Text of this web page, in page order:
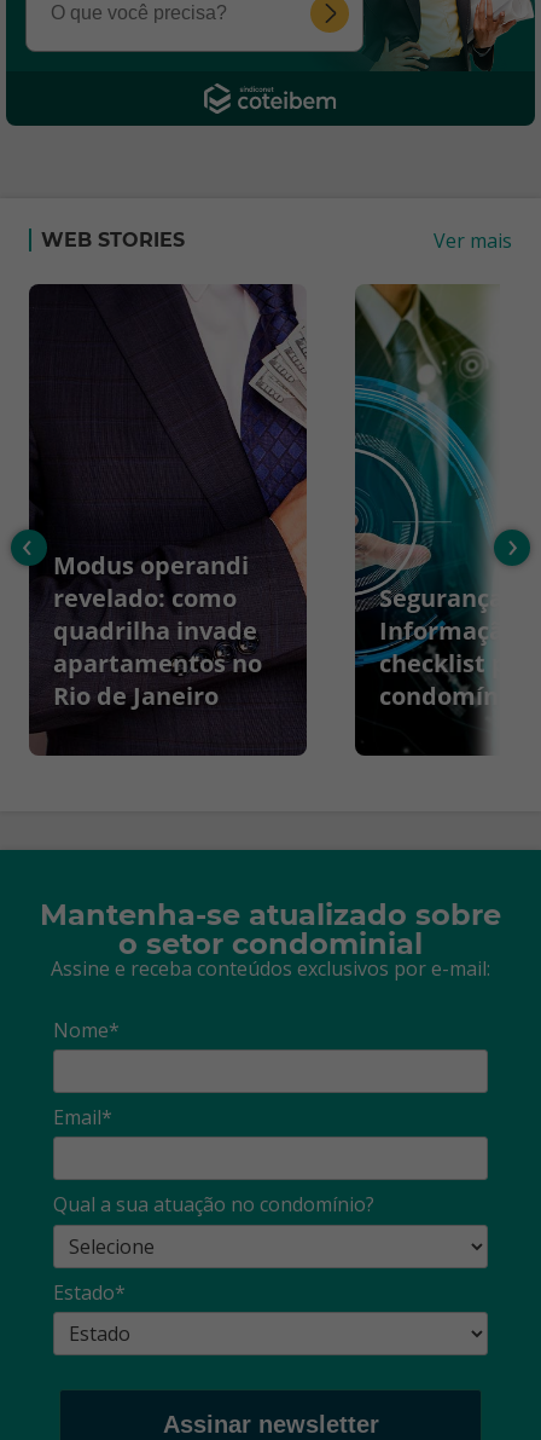
WEB STORIES Ver mais
Modus operandi
revelado: como
quadrilha invade
apartamentos no
Rio de Janeiro
Segurança da
Informação:
checklist
condomínios
‹ ›
Mantenha-se atualizado sobre
o setor condominial
Assine e receba conteúdos exclusivos por e-mail:
Nome*
Email*
Qual a sua atuação no condomínio?
Estado*
Assinar newsletter